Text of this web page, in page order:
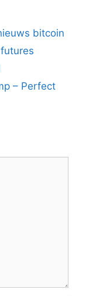
bitcoin
– Perfect